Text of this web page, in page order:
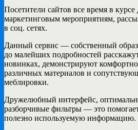
Посетители сайтов все время в курсе
маркетинговым мероприятиям,
в соц. сетях.
Данный сервис — собственный
до малейших подробностей
новинках, демонстрируют
различных материалов и
меблировки.
Дружелюбный интерфейс,
разборчивые фильтры — это
полезно используемую информацию.